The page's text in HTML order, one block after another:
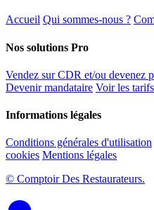
Accueil Qui sommes-nous ?
Nos solutions Pro
Vendez sur CDR et/ou devenez
Devenir mandataire Voir les tarifs
Informations légales
Conditions générales d'utilisation
cookies Mentions légales
© Comptoir Des Restaurateurs.